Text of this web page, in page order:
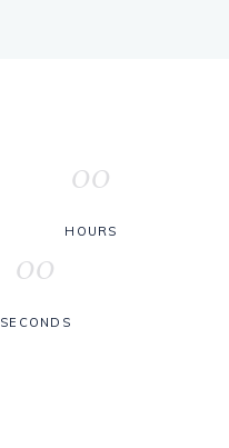
00
HOURS
00
SECONDS